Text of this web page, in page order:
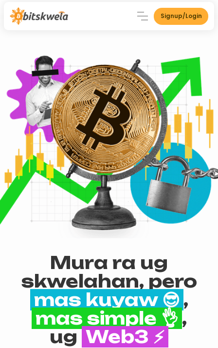
Signup/Login
Mura ra ug
skwelahan, pero
mas kuyaw 😎 ,
mas simple 👌 ,
ug Web3 ⚡